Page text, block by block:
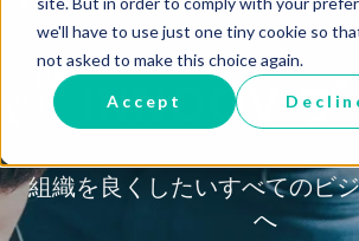
we'll have to use just one tiny cookie so
not asked to make this choice again.
Accept
INNOOV ブ
組織を良くしたいすべてのビ
へ